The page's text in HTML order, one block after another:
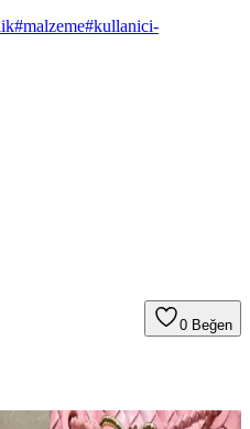
#malzeme#kullanici-
0 Beğen